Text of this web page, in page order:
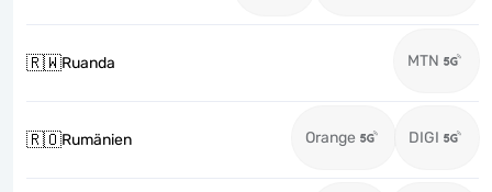
🇷🇼Ruanda MTN
🇷🇴Rumänien Orange DIGI